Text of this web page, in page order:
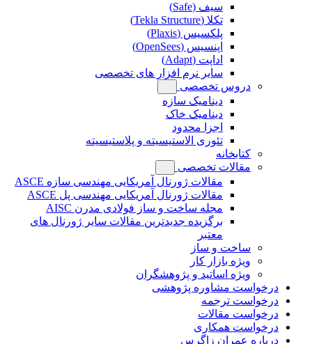
سیف (Safe)
تکلا (Tekla Structure)
پلکسیس (Plaxis)
اپنسیس (OpenSees)
اداپت (Adapt)
سایر نرم افزار های تخصصی
دروس تخصصی
دینامیک سازه
دینامیک خاک
اجزا محدود
تئوری الاستیسیته و پلاستیسیته
کتابخانه
مقالات تخصصی
مقالات ژورنال آمریکایی مهندسی سازه ASCE
مقالات ژورنال آمریکایی مهندسی پل ASCE
مجله ساخت و ساز فولادی مدرن AISC
برگزیده جدیدترین مقالات سایر ژورنال های
معتبر
ساخت و ساز
ویژه بازار کار
ویژه اساتید و پژوهشگران
درخواست مشاوره پژوهشی
درخواست ترجمه
درخواست مقالات
درخواست همکاری
درباره عمران زاگرس